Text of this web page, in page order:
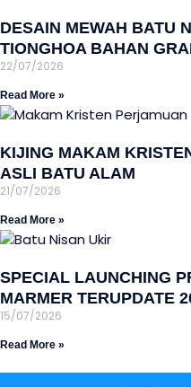
DESAIN MEWAH BATU
TIONGHOA BAHAN
22/07/2026
Read More »
KIJING MAKAM
ASLI BATU ALAM
21/07/2026
Read More »
SPECIAL LAUNCHING
MARMER TERUPDATE
15/07/2026
Read More »